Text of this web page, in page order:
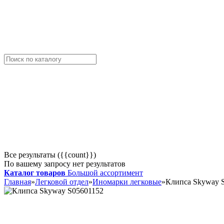
Все результаты ({{count}})
По вашему запросу нет результатов
Каталог товаров Большой ассортимент
Главная»Легковой отдел»Иномарки легковые»Клипса Skyway